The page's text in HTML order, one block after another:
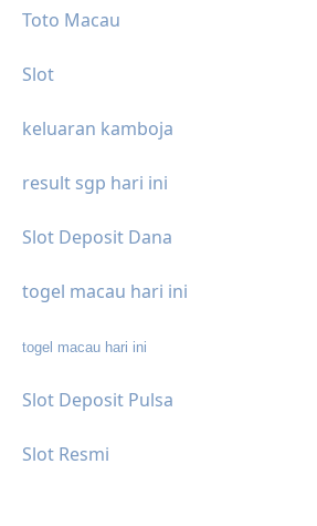
Toto Macau
Slot
keluaran kamboja
result sgp hari ini
Slot Deposit Dana
togel macau hari ini
togel macau hari ini
Slot Deposit Pulsa
Slot Resmi